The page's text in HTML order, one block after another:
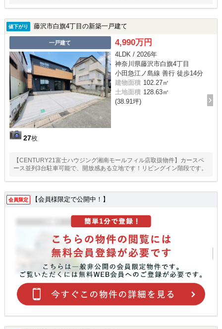
値下がり 藤沢市白旗4丁目の新築一戸建て
一戸建て
27枚
4,990万円
4LDK / 2026年
神奈川県藤沢市白旗4丁目
小田急江ノ島線 善行 徒歩14分
建物面積 102.27㎡
土地面積 128.63㎡
(38.91坪)
【CENTURY21富士ハウジング湘南モールフィル店取扱物件】カースペ
ース並列3台駐車可能で、開放感ある立地です！リビングイン階段です。
会員限定 【会員様限定で公開中！】